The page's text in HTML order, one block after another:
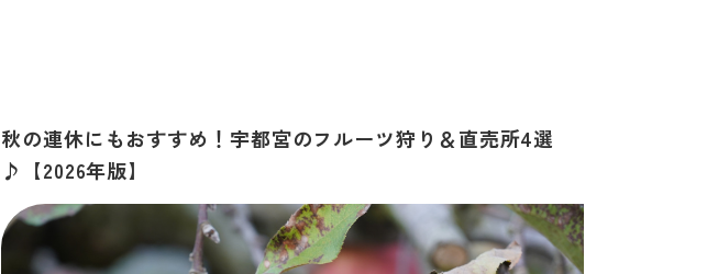
秋の連休にもおすすめ！宇都宮のフルーツ狩り＆直売所4選
♪【2026年版】